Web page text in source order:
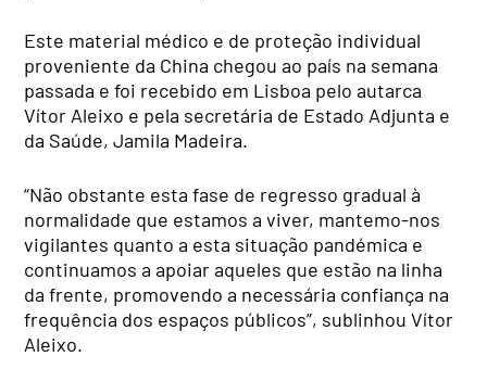
Este material médico e de proteção individual
proveniente da China chegou ao país na semana
passada e foi recebido em Lisboa pelo autarca
Vítor Aleixo e pela secretária de Estado Adjunta e
da Saúde, Jamila Madeira.
“Não obstante esta fase de regresso gradual à
normalidade que estamos a viver, mantemo-nos
vigilantes quanto a esta situação pandémica e
continuamos a apoiar aqueles que estão na linha
da frente, promovendo a necessária confiança na
frequência dos espaços públicos”, sublinhou Vítor
Aleixo.